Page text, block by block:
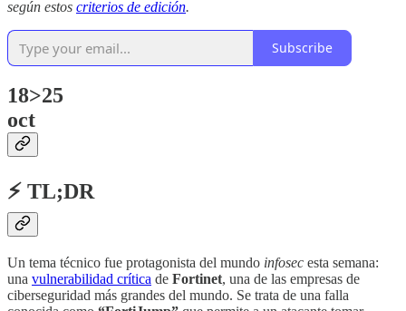
según estos criterios de edición.
Subscribe
18>25
oct
⚡ TL;DR
Un tema técnico fue protagonista del mundo infosec esta semana:
una vulnerabilidad crítica de Fortinet, una de las empresas de
ciberseguridad más grandes del mundo. Se trata de una falla